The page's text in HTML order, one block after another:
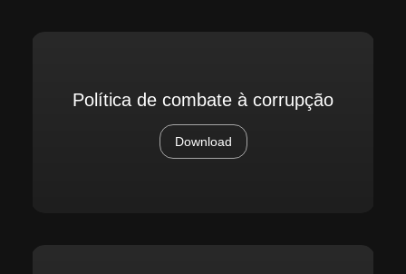
Política de combate à corrupção
Download